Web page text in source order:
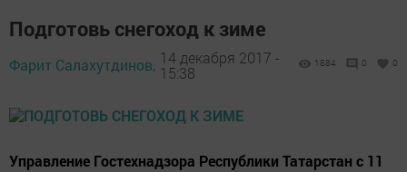
Подготовь снегоход к зиме
Фарит Салахутдинов, 14 декабря 2017 -
15:38
1884 0 0
Управление Гостехнадзора Республики Татарстан с 11